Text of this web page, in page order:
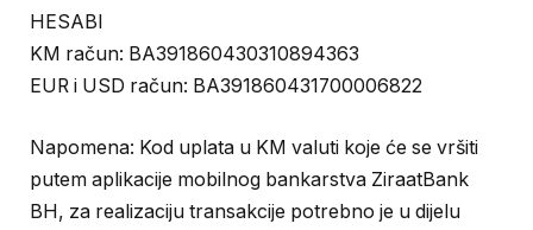
HESABI
KM račun: BA391860430310894363
EUR i USD račun: BA391860431700006822
Napomena: Kod uplata u KM valuti koje će se vršiti
putem aplikacije mobilnog bankarstva ZiraatBank
BH, za realizaciju transakcije potrebno je u dijelu